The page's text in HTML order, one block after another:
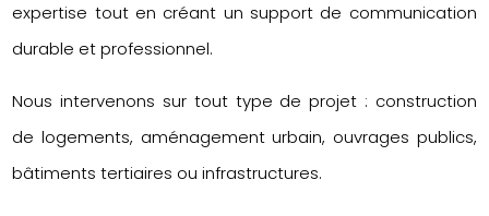
expertise tout en créant un support de communication
durable et professionnel.
Nous intervenons sur tout type de projet : construction
de logements, aménagement urbain, ouvrages publics,
bâtiments tertiaires ou infrastructures.